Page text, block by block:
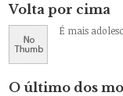
Volta por cima
É mais
O último dos